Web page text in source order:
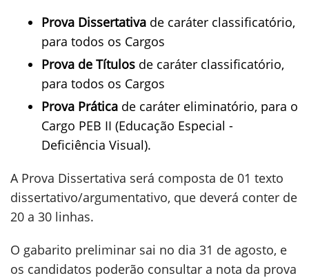
Prova Dissertativa de caráter classificatório,
para todos os Cargos
Prova de Títulos de caráter classificatório,
para todos os Cargos
Prova Prática de caráter eliminatório, para o
Cargo PEB II (Educação Especial -
Deficiência Visual).
A Prova Dissertativa será composta de 01 texto
dissertativo/argumentativo, que deverá conter de
20 a 30 linhas.
O gabarito preliminar sai no dia 31 de agosto, e
os candidatos poderão consultar a nota da prova